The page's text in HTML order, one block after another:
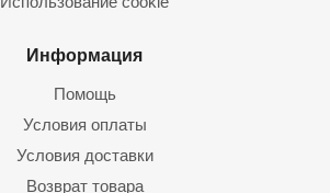
Информация
Помощь
Условия оплаты
Условия доставки
Возврат товара